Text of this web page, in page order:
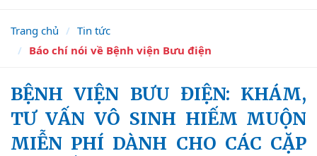
Trang chủ
Tin tức
Báo chí nói về Bệnh viện Bưu điện
BỆNH VIỆN BƯU ĐIỆN: KHÁM,
TƯ VẤN VÔ SINH HIẾM MUỘN
MIỄN PHÍ DÀNH CHO CÁC CẶP